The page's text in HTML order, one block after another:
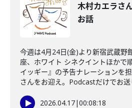
木村カエラさ
お話
今週は4月24日(金)より新宿武蔵野
座、ホワイト シネクイントほかで
イッギー』の予告ナレーションを
さんをお迎え。Podcastだけでお送
2026.04.17|00:08:18